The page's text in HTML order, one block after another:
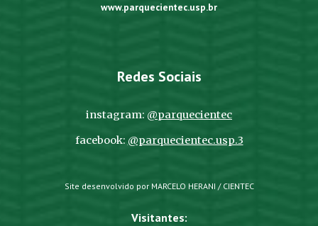
www.parquecientec.usp.br
Redes Sociais
instagram: @parquecientec
facebook: @parquecientec.usp.3
Site desenvolvido por MARCELO HERANI / CIENTEC
Visitantes: